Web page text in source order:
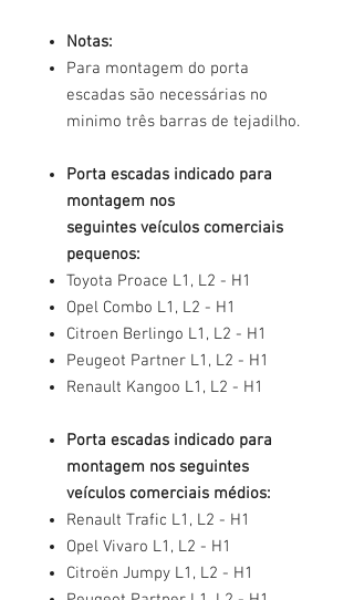
Notas:
Para montagem do porta
escadas são necessárias no
minimo três barras de tejadilho.
Porta escadas indicado para
montagem nos
seguintes veículos comerciais
pequenos:
Toyota Proace L1, L2 - H1
Opel Combo L1, L2 - H1
Citroen Berlingo L1, L2 - H1
Peugeot Partner L1, L2 - H1
Renault Kangoo L1, L2 - H1
Porta escadas indicado para
montagem nos seguintes
veículos comerciais médios:
Renault Trafic L1, L2 - H1
Opel Vivaro L1, L2 - H1
Citroën Jumpy L1, L2 - H1